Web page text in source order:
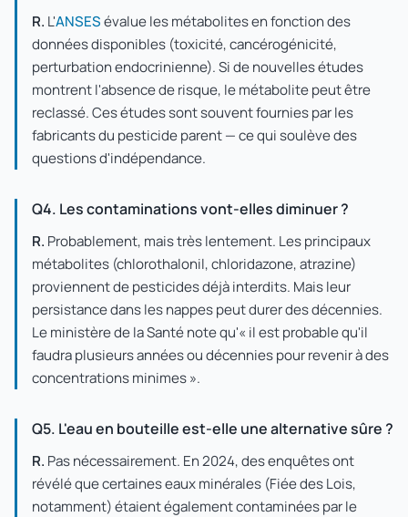
R. L'ANSESévalue les métabolites en fonction des
données disponibles (toxicité, cancérogénicité,
perturbation endocrinienne). Si de nouvelles études
montrent l'absence de risque, le métabolite peut être
reclassé. Ces études sont souvent fournies par les
fabricants du pesticide parent — ce qui soulève des
questions d'indépendance.
Q4. Les contaminations vont-elles diminuer ?
R. Probablement, mais très lentement. Les principaux
métabolites (chlorothalonil, chloridazone, atrazine)
proviennent de pesticides déjà interdits. Mais leur
persistance dans les nappes peut durer des décennies.
Le ministère de la Santé note qu'« il est probable qu'il
faudra plusieurs années ou décennies pour revenir à des
concentrations minimes ».
Q5. L'eau en bouteille est-elle une alternative sûre ?
R. Pas nécessairement. En 2024, des enquêtes ont
révélé que certaines eaux minérales (Fiée des Lois,
notamment) étaient également contaminées par le